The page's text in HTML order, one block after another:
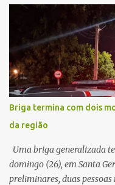
veículo, o trânsito estava
realizadas na rodovia,
a violência da colisão, o
Testemunhas relataram
durante o acidente. O
morreu ainda no local.
concessionária
realizaram a sinalização
vítima. No entanto, o óbito
acidente. A Polícia Militar
da ocorrência...
Briga termina com dois
da região
Uma briga generalizada
domingo (26), em Santa
preliminares, duas